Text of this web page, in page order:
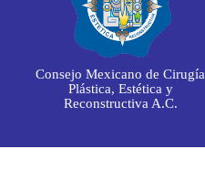
Consejo Mexicano de Cirugía
Plástica, Estética y
Reconstructiva A.C.